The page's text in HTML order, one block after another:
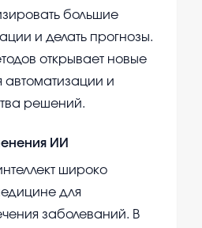
большие
и делать прогнозы.
открывает новые
автоматизации и
решений.
ИИ
широко
для
заболеваний. В